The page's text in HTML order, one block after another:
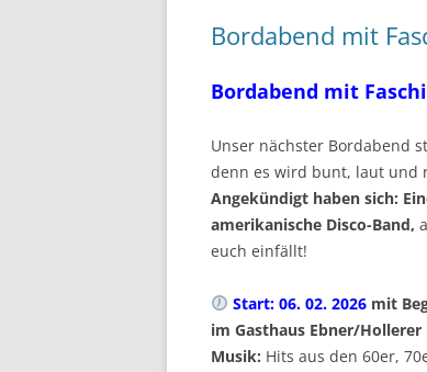
Bordabend mit
Bordabend mit
Unser nächster Bordabend
denn es wird bunt, laut und
Angekündigt haben sich:
amerikanische Disco-Band,
euch einfällt!
Start: 06. 02. 2026mit
im Gasthaus Ebner/
Musik: Hits aus den 60er,